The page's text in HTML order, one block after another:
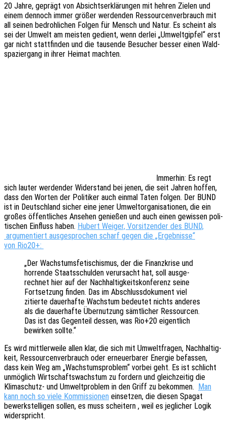
20 Jahre, geprägt von Absichts­er­klä­run­gen mit hehren Zielen und
einem dennoch immer größer werden­den Ressour­cen­ver­brauch mit
all seinen bedroh­li­chen Folgen für Mensch und Natur. Es scheint als
sei der Umwelt am meis­ten gedient, wenn derlei „Umwelt­gip­fel“ erst
gar nicht statt­fin­den und die tausen­de Besu­cher besser einen Wald­
spa­zier­gang in ihrer Heimat machten.
Immer­hin: Es regt
sich lauter werden­der Wider­stand bei jenen, die seit Jahren hoffen,
dass den Worten der Poli­ti­ker auch einmal Taten folgen. Der BUND
ist in Deutsch­land sicher eine jener Umwelt­or­ga­ni­sa­tio­nen, die ein
großes öffent­li­ches Anse­hen genie­ßen und auch einen gewis­sen poli­
ti­schen Einfluss haben. Hubert Weiger, Vorsit­zen­der des BUND,
argu­men­tiert ausge­spro­chen scharf gegen die „Ergeb­nis­se“
von Rio20+:
„Der Wachs­tums­fe­ti­schis­mus, der die Finanz­kri­se und
horren­de Staats­schul­den verur­sacht hat, soll ausge­
rech­net hier auf der Nach­hal­tig­keits­kon­fe­renz seine
Fort­set­zung finden. Das im Abschluss­do­ku­ment viel
zitier­te dauer­haf­te Wachs­tum bedeu­tet nichts ande­res
als die dauer­haf­te Über­nut­zung sämt­li­cher Ressour­cen.
Das ist das Gegen­teil dessen, was Rio+20 eigent­lich
bewir­ken sollte.“
Es wird mitt­ler­wei­le allen klar, die sich mit Umwelt­fra­gen, Nach­hal­tig­
keit, Ressour­cen­ver­brauch oder erneu­er­ba­rer Ener­gie befas­sen,
dass kein Weg am „Wachs­tums­pro­blem“ vorbei geht. Es ist schlicht
unmög­lich Wirt­schafts­wachs­tum zu fordern und gleich­zei­tig die
Klima­schutz- und Umwelt­pro­blem in den Griff zu bekom­men. Man
kann noch so viele Kommis­sio­nen einset­zen, die diesen Spagat
bewerk­stel­li­gen sollen, es muss schei­tern , weil es jegli­cher Logik
widerspricht.